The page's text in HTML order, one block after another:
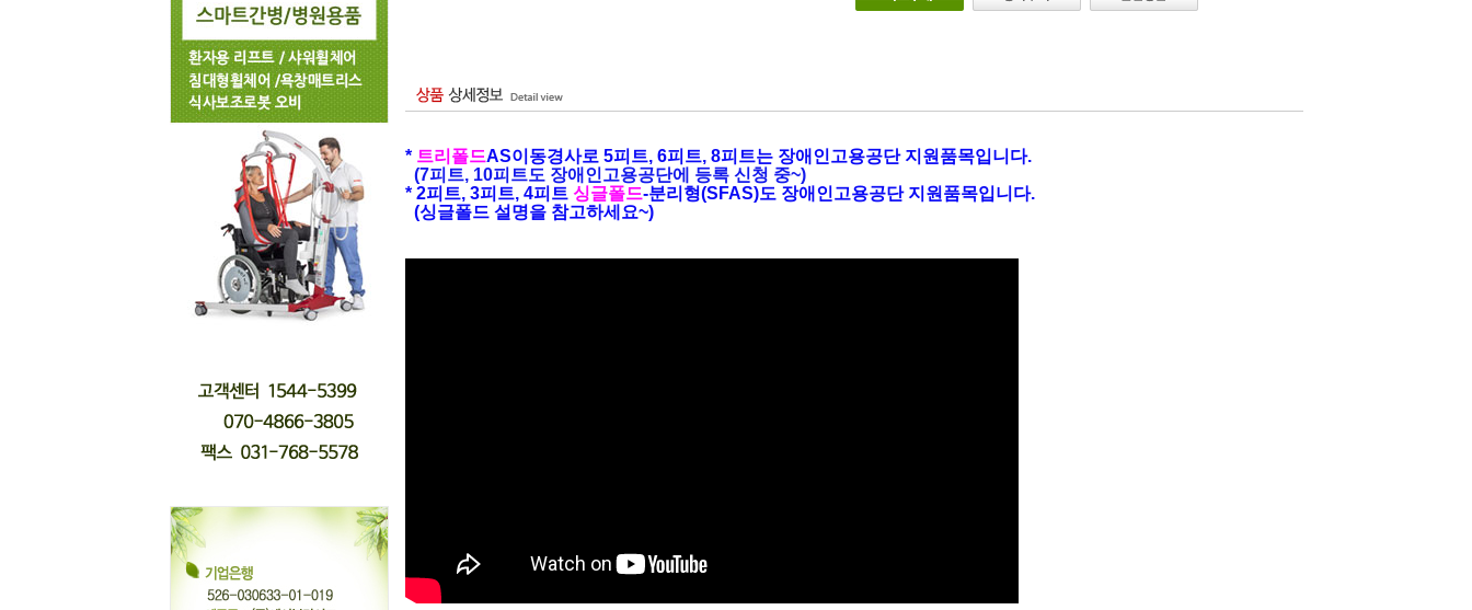
* 트리폴드AS이동경사로 5피트, 6피트, 8피트는 장애인고용공단 지원품목입니다.
(7피트, 10피트도 장애인고용공단에 등록 신청 중~)
* 2피트, 3피트, 4피트 싱글폴드-분리형(SFAS)도 장애인고용공단 지원품목입니다.
(싱글폴드 설명을 참고하세요~)